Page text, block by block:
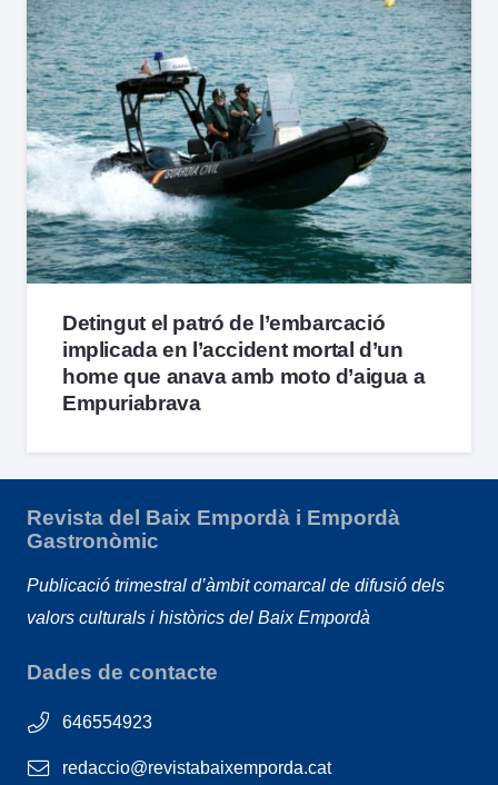
Detingut el patró de l’embarcació
implicada en l’accident mortal d’un
home que anava amb moto d’aigua a
Empuriabrava
Revista del Baix Empordà i Empordà
Gastronòmic
Publicació trimestral d’àmbit comarcal de difusió dels
valors culturals i històrics del Baix Empordà
Dades de contacte
646554923
redaccio@revistabaixemporda.cat